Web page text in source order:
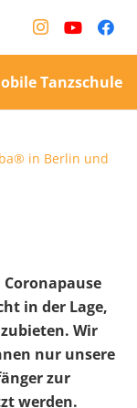
Tanzschule
in Berlin und
in der Lage,
Wir
nur unsere
zur
werden.